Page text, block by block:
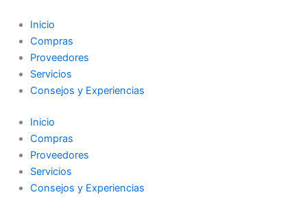
contenido
Inicio
Compras
Proveedores
Servicios
Consejos y Experiencias
Inicio
Compras
Proveedores
Servicios
Consejos y Experiencias